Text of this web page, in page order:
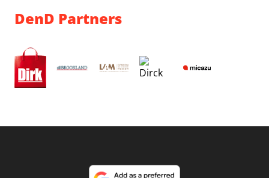
DenD Partners